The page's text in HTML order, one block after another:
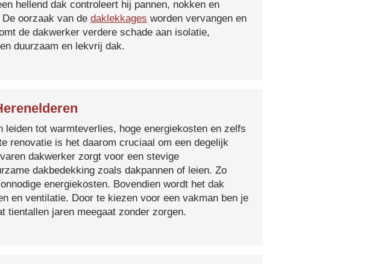
hellend dak controleert hij pannen, nokken en
oorzaak van de daklekkages worden vervangen en
de dakwerker verdere schade aan isolatie,
duurzaam en lekvrij dak.
tot warmteverlies, hoge energiekosten en zelfs
renovatie is het daarom cruciaal om een degelijk
dakwerker zorgt voor een stevige
dakbedekking zoals dakpannen of leien. Zo
energiekosten. Bovendien wordt het dak
en ventilatie. Door te kiezen voor een vakman ben je
tientallen jaren meegaat zonder zorgen.